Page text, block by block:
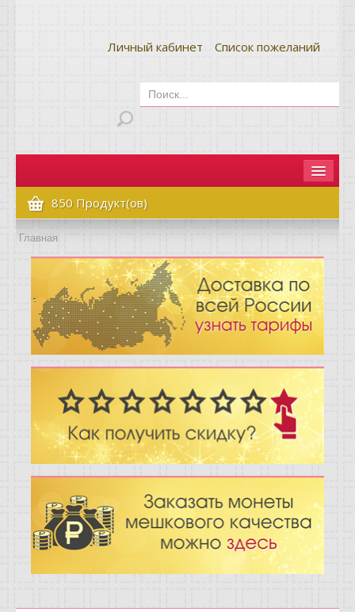
Личный кабинет Список пожеланий
Главная
Как сделать заказ
Оплата и доставка
Контакты
Вопрос-ответ
Отзывы
Новости
Статьи
850 Продукт(ов)
Главная